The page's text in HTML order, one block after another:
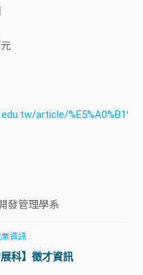
article/
發管理學系
業資訊
科】徵才資訊